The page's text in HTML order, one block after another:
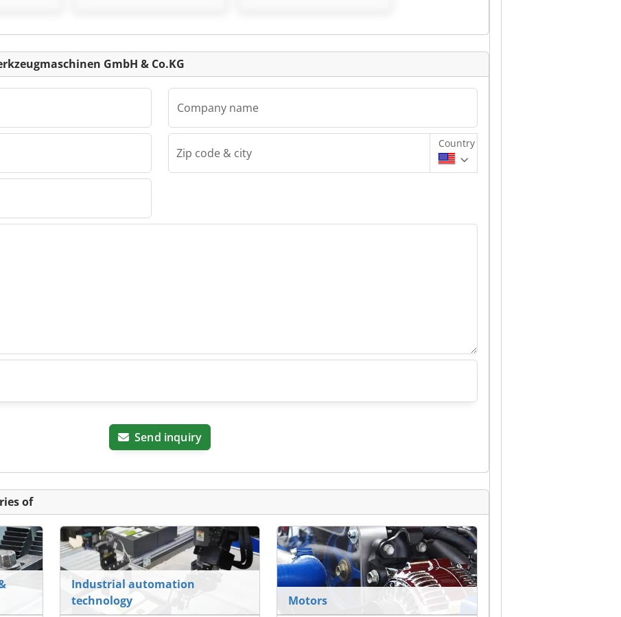
GmbH & Co.KG
GmbH & Co.KG
Listing
GmbH & Co.KG
Company name
Zip code & city
Country
Send inquiry
of
Industrial automation
technology
Motors